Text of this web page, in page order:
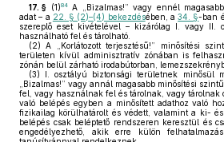
17. § (1)84A „Bizalmas!” vagy ennél
adat – a 22. § (2)–(4) bekezdésében, a34. §-ban
szereplő eset kivételével – kizárólag I. vagy II.
használható fel és tárolható.
(2) A „Korlátozott terjesztésű!” minősítési
területen kívül adminisztratív zónában is
zónán belül zárható irodabútorban,
(3) I. osztályú biztonsági területnek minősül
„Bizalmas!” vagy annál magasabb minősítési
fel, vagy használnak fel és tárolnak, vagy tárolnak
való belépés egyben a minősített adathoz való
fizikailag körülhatárolt és védett, valamint a ki-
belépés csak beléptető rendszeren keresztül és
engedélyezhető, akik erre külön